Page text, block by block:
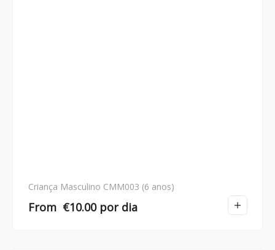
Criança Masculino CMM003 (6 anos)
From €10.00por dia